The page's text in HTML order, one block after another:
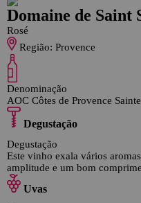
Domaine de Saint
Rosé
Região: Provence
Denominação
AOC Côtes de Provence
Degustação
Degustação
Este vinho exala vários
amplitude e um bom
Uvas